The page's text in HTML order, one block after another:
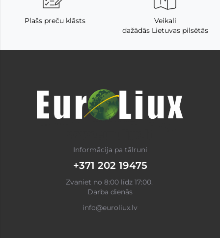
Plašs preču klāsts
Veikali
dažādās Lietuvas pilsētās
Informācija pa tālruni
+371 202 19475
Zvaniet no 8:00 līdz 17:00.
Darba dienās
info@euroliux.lv